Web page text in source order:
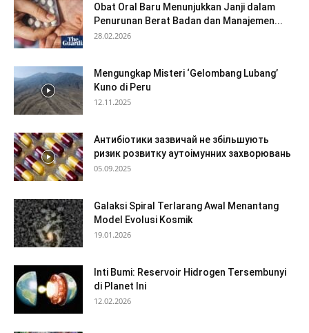
Obat Oral Baru Menunjukkan Janji dalam
Penurunan Berat Badan dan Manajemen...
28.02.2026
Mengungkap Misteri ‘Gelombang Lubang’
Kuno di Peru
12.11.2025
Антибіотики зазвичай не збільшують
ризик розвитку аутоімунних захворювань
05.09.2025
Galaksi Spiral Terlarang Awal Menantang
Model Evolusi Kosmik
19.01.2026
Inti Bumi: Reservoir Hidrogen Tersembunyi
di Planet Ini
12.02.2026